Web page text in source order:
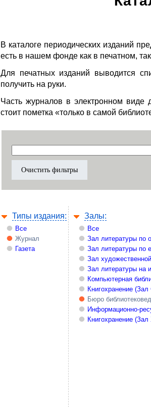
В каталоге периодических изданий
есть в нашем фонде как в печатном,
Для печатных изданий выводится
получить на руки.
Часть журналов в электронном виде
стоит пометка «только в самой
Типы издания:
Все
Журнал
Газета
Залы:
Все
Зал литературы по
Зал литературы по
Зал
Зал литературы на
Компьютерная
Книгохранение
Бюро
Информационно-
Книгохранение